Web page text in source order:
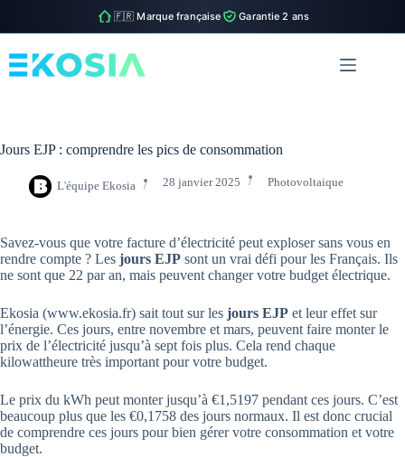
🇫🇷 Marque française Garantie 2 ans
au
contenu
Jours EJP : comprendre les pics de consommation
L'équipe Ekosia 28 janvier 2025 Photovoltaique
Savez-vous que votre facture d’électricité peut exploser sans vous en
rendre compte ? Les jours EJP sont un vrai défi pour les Français. Ils
ne sont que 22 par an, mais peuvent changer votre budget électrique.
Ekosia (www.ekosia.fr) sait tout sur les jours EJP et leur effet sur
l’énergie. Ces jours, entre novembre et mars, peuvent faire monter le
prix de l’électricité jusqu’à sept fois plus. Cela rend chaque
kilowattheure très important pour votre budget.
Le prix du kWh peut monter jusqu’à €1,5197 pendant ces jours. C’est
beaucoup plus que les €0,1758 des jours normaux. Il est donc crucial
de comprendre ces jours pour bien gérer votre consommation et votre
budget.